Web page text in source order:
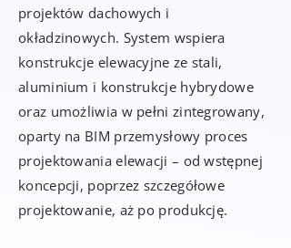
projektów dachowych i
okładzinowych. System wspiera
konstrukcje elewacyjne ze stali,
aluminium i konstrukcje hybrydowe
oraz umożliwia w pełni zintegrowany,
oparty na BIM przemysłowy proces
projektowania elewacji – od wstępnej
koncepcji, poprzez szczegółowe
projektowanie, aż po produkcję.